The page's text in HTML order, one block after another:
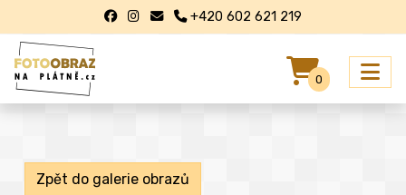
+420 602 621 219
0
Zpět do galerie obrazů